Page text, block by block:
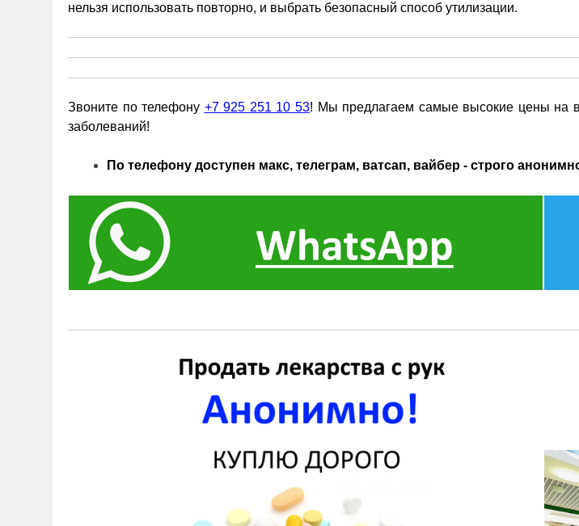
нельзя использовать повторно, и выбрать безопасный способ утилизации.
Звоните по телефону +7 925 251 10 53! Мы предлагаем самые высокие цены на
заболеваний!
По телефону доступен макс, телеграм, ватсап, вайбер - строго